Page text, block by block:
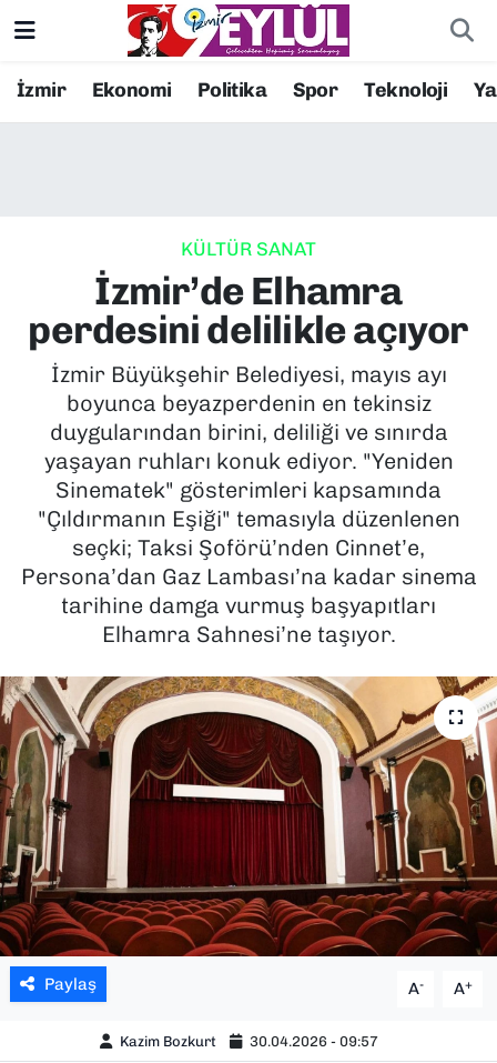
İzmir Ekonomi Politika Spor Teknoloji
KÜLTÜR SANAT
İzmir’de Elhamra
perdesini delilikle açıyor
İzmir Büyükşehir Belediyesi, mayıs ayı
boyunca beyazperdenin en tekinsiz
duygularından birini, deliliği ve sınırda
yaşayan ruhları konuk ediyor. "Yeniden
Sinematek" gösterimleri kapsamında
"Çıldırmanın Eşiği" temasıyla düzenlenen
seçki; Taksi Şoförü’nden Cinnet’e,
Persona’dan Gaz Lambası’na kadar sinema
tarihine damga vurmuş başyapıtları
Elhamra Sahnesi’ne taşıyor.
Paylaş A- A+
Kazim Bozkurt 30.04.2026 - 09:57
Resmi İlanlar
EKONOMİ
KÜLTÜR SANAT
MAGAZİN
POLİTİKA
SAĞLIK
SPOR
YAŞAM
YEREL YÖNETİMLER
Konak Nöbetçi Eczaneler
Süper Lig Puan Durumu ve Fikstür
Tüm Manşetler
Son Dakika Haberleri
Haber Arşivi